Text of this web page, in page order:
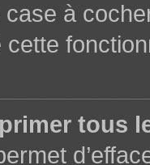
à
tous